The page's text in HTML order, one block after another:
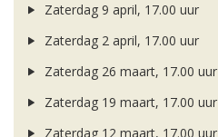
Zaterdag 9 april, 17.00 uur
Zaterdag 2 april, 17.00 uur
Zaterdag 26 maart, 17.00 uur
Zaterdag 19 maart, 17.00 uur
Zaterdag 12 maart, 17.00 uur